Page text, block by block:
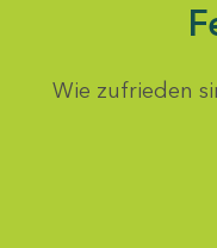
Wie zufrieden